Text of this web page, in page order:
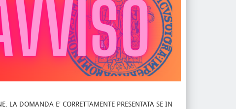
LA DOMANDA E' CORRETTAMENTE PRESENTATA SE IN